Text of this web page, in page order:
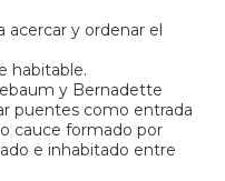
acercar y ordenar el
habitable.
y Bernadette
puentes como entrada
cauce formado por
e inhabitado entre